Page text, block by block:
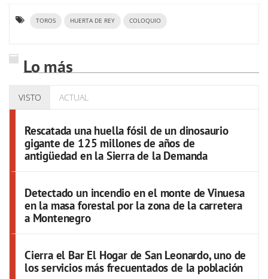
TOROS HUERTA DE REY COLOQUIO
Lo más
VISTO ACTUAL
Rescatada una huella fósil de un dinosaurio
gigante de 125 millones de años de
antigüedad en la Sierra de la Demanda
Detectado un incendio en el monte de Vinuesa
en la masa forestal por la zona de la carretera
a Montenegro
Cierra el Bar El Hogar de San Leonardo, uno de
los servicios más frecuentados de la población